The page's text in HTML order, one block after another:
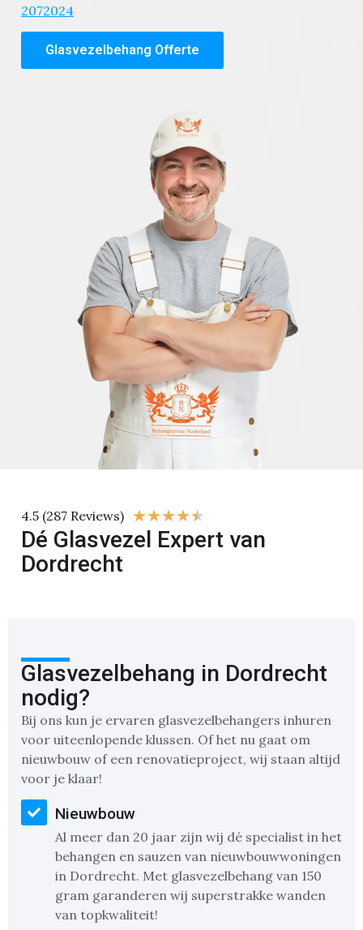
2072024
Glasvezelbehang Offerte
4.5 (287 Reviews) ★★★★★
Dé Glasvezel Expert van
Dordrecht
Glasvezelbehang in Dordrecht
nodig?
Bij ons kun je ervaren glasvezelbehangers inhuren
voor uiteenlopende klussen. Of het nu gaat om
nieuwbouw of een renovatieproject, wij staan altijd
voor je klaar!
Nieuwbouw
Al meer dan 20 jaar zijn wij dé specialist in het
behangen en sauzen van nieuwbouwwoningen
in Dordrecht. Met glasvezelbehang van 150
gram garanderen wij superstrakke wanden
van topkwaliteit!